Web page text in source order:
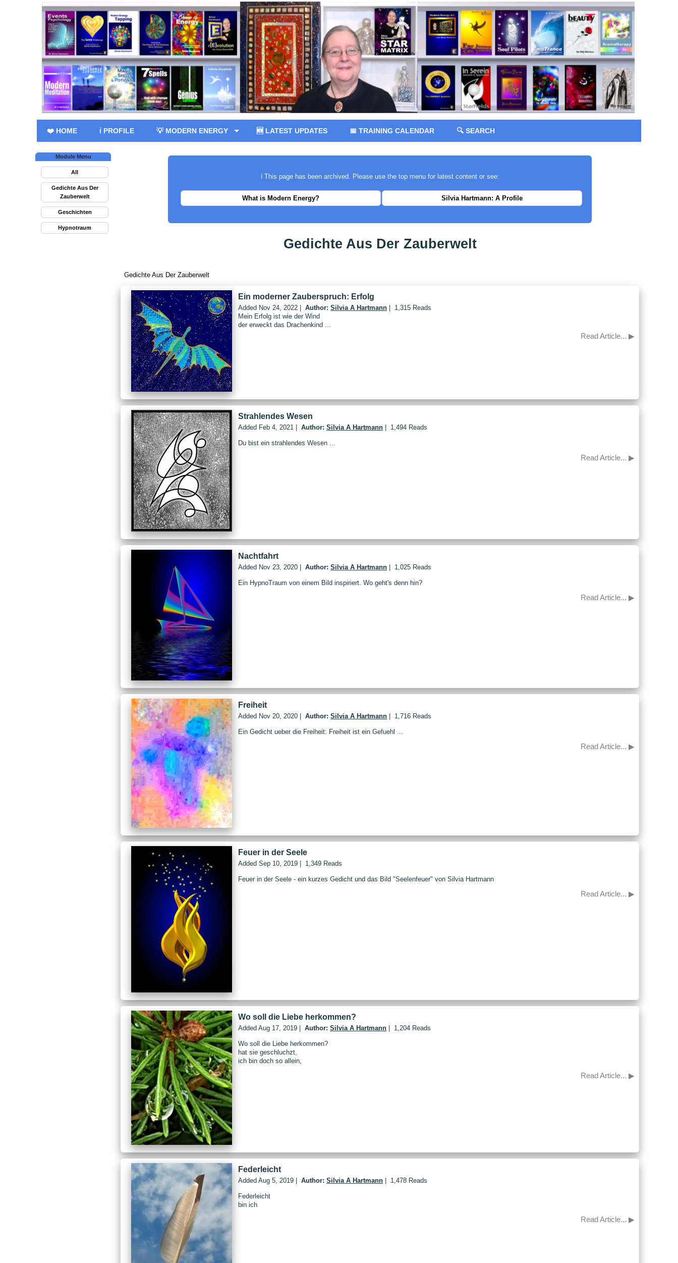
❤️ HOME ℹ️ PROFILE 💡 MODERN ENERGY 🆕 LATEST UPDATES 📅 TRAINING CALENDAR 🔍 SEARCH
Module Menu
All
Gedichte Aus Der
Zauberwelt
Geschichten
Hypnotraum
ℹ️ This page has been archived. Please use the top menu for latest content or see:
What is Modern Energy? Silvia Hartmann: A Profile
Gedichte Aus Der Zauberwelt
Gedichte Aus Der Zauberwelt
Ein moderner Zauberspruch: Erfolg
Added Nov 24, 2022 |Author:Silvia A Hartmann
1,315 Reads
Mein Erfolg ist wie der Wind
der erweckt das Drachenkind ...
Read Article... ▶
Strahlendes Wesen
Added Feb 4, 2021 |Author:Silvia A Hartmann 1,494 Reads
Du bist ein strahlendes Wesen ...
Read Article... ▶
Nachtfahrt
Added Nov 23, 2020 |Author:Silvia A Hartmann 1,025 Reads
Ein HypnoTraum von einem Bild inspiriert. Wo geht's denn hin?
Read Article... ▶
Freiheit
Added Nov 20, 2020 |Author:Silvia A Hartmann 1,716 Reads
Ein Gedicht ueber die Freiheit: Freiheit ist ein Gefuehl ...
Read Article... ▶
Feuer in der Seele
Added Sep 10, 2019 1,349 Reads
Feuer in der Seele - ein kurzes Gedicht und das Bild "Seelenfeuer" von Silvia Hartmann
Read Article... ▶
Wo soll die Liebe herkommen?
Added Aug 17, 2019 |Author:Silvia A Hartmann 1,204 Reads
Wo soll die Liebe herkommen?
hat sie geschluchzt,
ich bin doch so allein,
Read Article... ▶
Federleicht
Added Aug 5, 2019 |Author:Silvia A Hartmann 1,478 Reads
Federleicht
bin ich
Read Article... ▶